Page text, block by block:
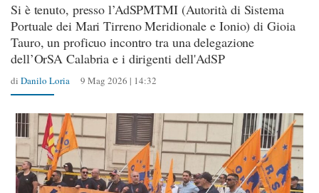
Si è tenuto, presso l’AdSPMTMI (Autorità di Sistema
Portuale dei Mari Tirreno Meridionale e Ionio) di Gioia
Tauro, un proficuo incontro tra una delegazione
dell’OrSA Calabria e i dirigenti dell'AdSP
di Danilo Loria 9 Mag 2026 | 14:32